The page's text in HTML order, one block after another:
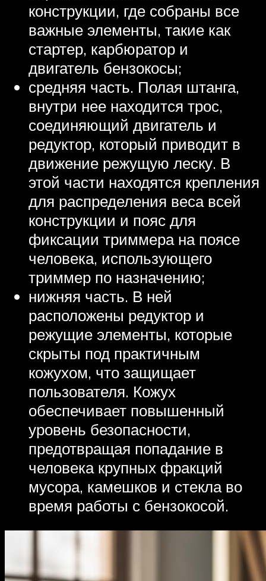
конструкции, где собраны все
важные элементы, такие как
стартер, карбюратор и
двигатель бензокосы;
средняя часть. Полая штанга,
внутри нее находится трос,
соединяющий двигатель и
редуктор, который приводит в
движение режущую леску. В
этой части находятся крепления
для распределения веса всей
конструкции и пояс для
фиксации триммера на поясе
человека, использующего
триммер по назначению;
нижняя часть. В ней
расположены редуктор и
режущие элементы, которые
скрыты под практичным
кожухом, что защищает
пользователя. Кожух
обеспечивает повышенный
уровень безопасности,
предотвращая попадание в
человека крупных фракций
мусора, камешков и стекла во
время работы с бензокосой.